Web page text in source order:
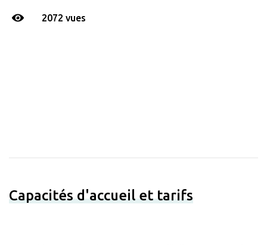
2072 vues
Capacités d'accueil et tarifs